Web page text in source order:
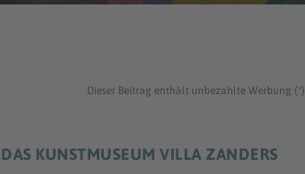
Dieser Beitrag enthält unbezahlte Werbung (*)
DAS KUNSTMUSEUM VILLA ZANDERS